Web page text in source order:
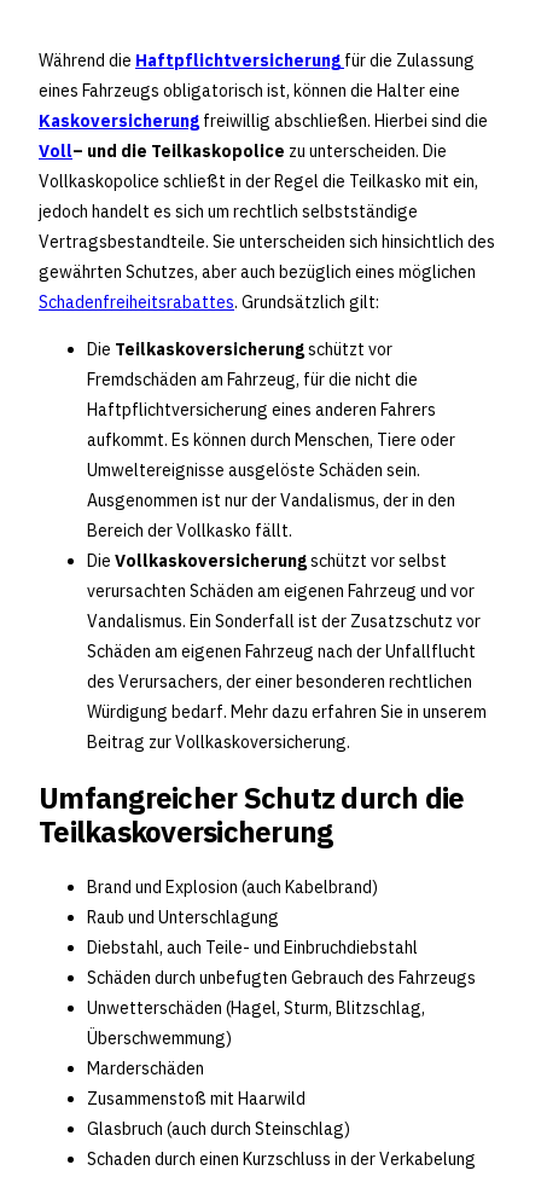
Während die Haftpflichtversicherung für die Zulassung
eines Fahrzeugs obligatorisch ist, können die Halter eine
Kaskoversicherung freiwillig abschließen. Hierbei sind die
Voll– und die Teilkaskopolice zu unterscheiden. Die
Vollkaskopolice schließt in der Regel die Teilkasko mit ein,
jedoch handelt es sich um rechtlich selbstständige
Vertragsbestandteile. Sie unterscheiden sich hinsichtlich des
gewährten Schutzes, aber auch bezüglich eines möglichen
Schadenfreiheitsrabattes. Grundsätzlich gilt:
Die Teilkaskoversicherungschützt vor
Fremdschäden am Fahrzeug, für die nicht die
Haftpflichtversicherung eines anderen Fahrers
aufkommt. Es können durch Menschen, Tiere oder
Umweltereignisse ausgelöste Schäden sein.
Ausgenommen ist nur der Vandalismus, der in den
Bereich der Vollkasko fällt.
Die Vollkaskoversicherungschützt vor selbst
verursachten Schäden am eigenen Fahrzeug und vor
Vandalismus. Ein Sonderfall ist der Zusatzschutz vor
Schäden am eigenen Fahrzeug nach der Unfallflucht
des Verursachers, der einer besonderen rechtlichen
Würdigung bedarf. Mehr dazu erfahren Sie in unserem
Beitrag zur Vollkaskoversicherung.
Umfangreicher Schutz durch die
Teilkaskoversicherung
Brand und Explosion (auch Kabelbrand)
Raub und Unterschlagung
Diebstahl, auch Teile- und Einbruchdiebstahl
Schäden durch unbefugten Gebrauch des Fahrzeugs
Unwetterschäden (Hagel, Sturm, Blitzschlag,
Überschwemmung)
Marderschäden
Zusammenstoß mit Haarwild
Glasbruch (auch durch Steinschlag)
Schaden durch einen Kurzschluss in der Verkabelung